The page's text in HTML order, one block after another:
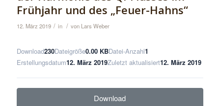
Frühjahr und des „Feuer-Hahns“
12. März 2019 / in / von Lars Weber
Download230Dateigröße0.00 KBDatei-Anzahl1
Erstellungsdatum12. März 2019Zuletzt aktualisiert12. März 2019
Download